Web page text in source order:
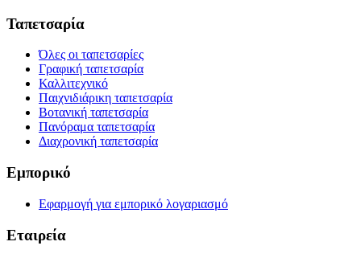
Ταπετσαρία
Όλες οι ταπετσαρίες
Γραφική ταπετσαρία
Καλλιτεχνικό
Παιχνιδιάρικη ταπετσαρία
Βοτανική ταπετσαρία
Πανόραμα ταπετσαρία
Διαχρονική ταπετσαρία
Εμπορικό
Εφαρμογή για εμπορικό λογαριασμό
Εταιρεία